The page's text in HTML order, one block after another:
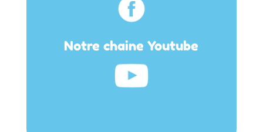
Notre chaine Youtube